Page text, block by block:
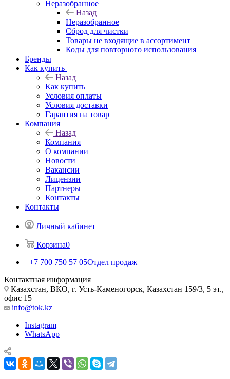
Неразобранное
Назад
Неразобранное
Сброд для чистки
Товары не входящие в ассортимент
Коды для повторного использования
Бренды
Как купить
Назад
Как купить
Условия оплаты
Условия доставки
Гарантия на товар
Компания
Назад
Компания
О компании
Новости
Вакансии
Лицензии
Партнеры
Контакты
Контакты
Личный кабинет
Корзина0
+7 700 750 57 05Отдел продаж
Контактная информация
Казахстан, ВКО, г. Усть-Каменогорск, Казахстан 159/3, 5 эт.,
офис 15
info@tok.kz
Instagram
WhatsApp